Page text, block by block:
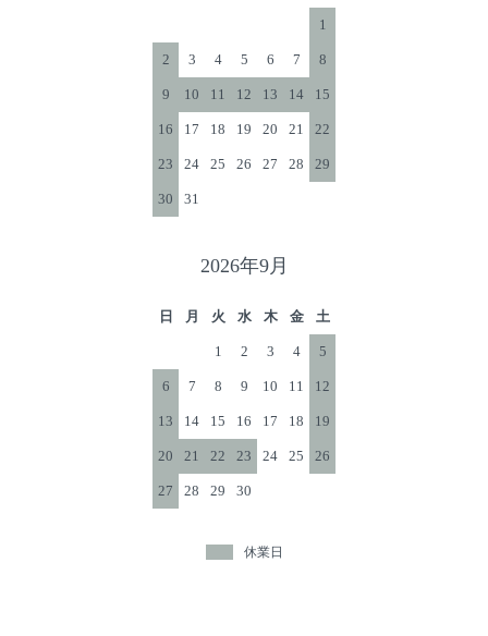
1
2 3 4 5 6 7 8
9 10 11 12 13 14 15
16 17 18 19 20 21 22
23 24 25 26 27 28 29
30 31
2026年9月
日 月 火 水 木 金 土
1 2 3 4 5
6 7 8 9 10 11 12
13 14 15 16 17 18 19
20 21 22 23 24 25 26
27 28 29 30
休業日